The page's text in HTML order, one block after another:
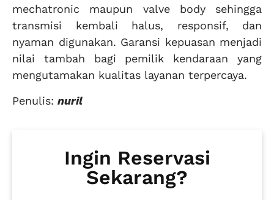
mechatronic maupun valve body sehingga
transmisi kembali halus, responsif, dan
nyaman digunakan. Garansi kepuasan menjadi
nilai tambah bagi pemilik kendaraan yang
mengutamakan kualitas layanan terpercaya.
Penulis: nuril
Ingin Reservasi
Sekarang?